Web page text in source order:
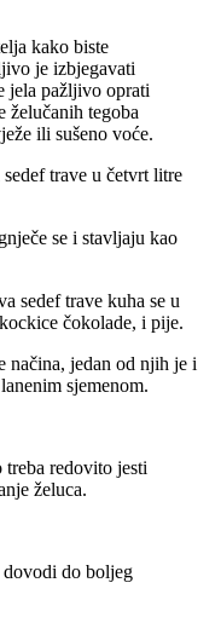
kako biste
je izbjegavati
jela pažljivo oprati
želučanih tegoba
ili sušeno voće.
trave u četvrt litre
se i stavljaju kao
sedef trave kuha se u
čokolade, i pije.
načina, jedan od njih je i
sjemenom.
redovito jesti
želuca.
dovodi do boljeg